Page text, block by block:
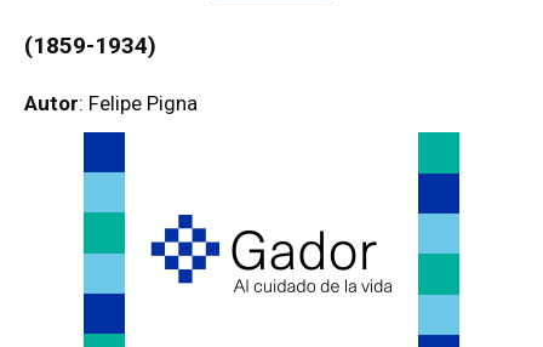
(1859-1934)
Autor: Felipe Pigna